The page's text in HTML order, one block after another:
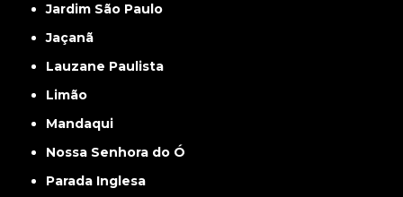
Jardim São Paulo
Jaçanã
Lauzane Paulista
Limão
Mandaqui
Nossa Senhora do Ó
Parada Inglesa